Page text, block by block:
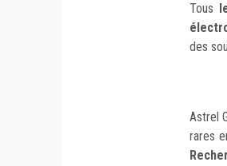
Tous
des
Astrel
rares